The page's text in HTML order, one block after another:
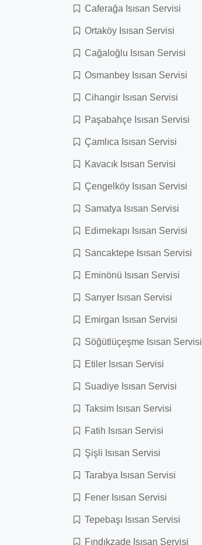
Caferağa Isısan Servisi
Ortaköy Isısan Servisi
Cağaloğlu Isısan Servisi
Osmanbey Isısan Servisi
Cihangir Isısan Servisi
Paşabahçe Isısan Servisi
Çamlıca Isısan Servisi
Kavacık Isısan Servisi
Çengelköy Isısan Servisi
Samatya Isısan Servisi
Edirnekapı Isısan Servisi
Sancaktepe Isısan Servisi
Eminönü Isısan Servisi
Sarıyer Isısan Servisi
Emirgan Isısan Servisi
Söğütlüçeşme Isısan Servisi
Etiler Isısan Servisi
Suadiye Isısan Servisi
Taksim Isısan Servisi
Fatih Isısan Servisi
Şişli Isısan Servisi
Tarabya Isısan Servisi
Fener Isısan Servisi
Tepebaşı Isısan Servisi
Fındıkzade Isısan Servisi